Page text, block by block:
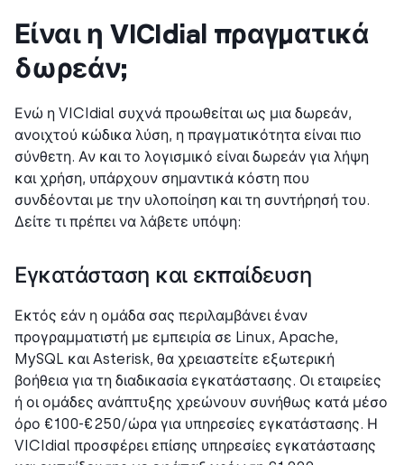
Είναι η VICIdial πραγματικά
δωρεάν;
Ενώ η VICIdial συχνά προωθείται ως μια δωρεάν,
ανοιχτού κώδικα λύση, η πραγματικότητα είναι πιο
σύνθετη. Αν και το λογισμικό είναι δωρεάν για λήψη
και χρήση, υπάρχουν σημαντικά κόστη που
συνδέονται με την υλοποίηση και τη συντήρησή του.
Δείτε τι πρέπει να λάβετε υπόψη:
Εγκατάσταση και εκπαίδευση
Εκτός εάν η ομάδα σας περιλαμβάνει έναν
προγραμματιστή με εμπειρία σε Linux, Apache,
MySQL και Asterisk, θα χρειαστείτε εξωτερική
βοήθεια για τη διαδικασία εγκατάστασης. Οι εταιρείες
ή οι ομάδες ανάπτυξης χρεώνουν συνήθως κατά μέσο
όρο €100-€250/ώρα για υπηρεσίες εγκατάστασης. Η
VICIdial προσφέρει επίσης υπηρεσίες εγκατάστασης